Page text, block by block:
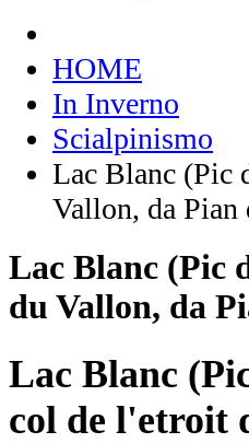
HOME
In Inverno
Scialpinismo
Lac Blanc (Pic
Vallon, da
Lac Blanc (Pic
du Vallon, da
Lac Blanc
col de l'etroit